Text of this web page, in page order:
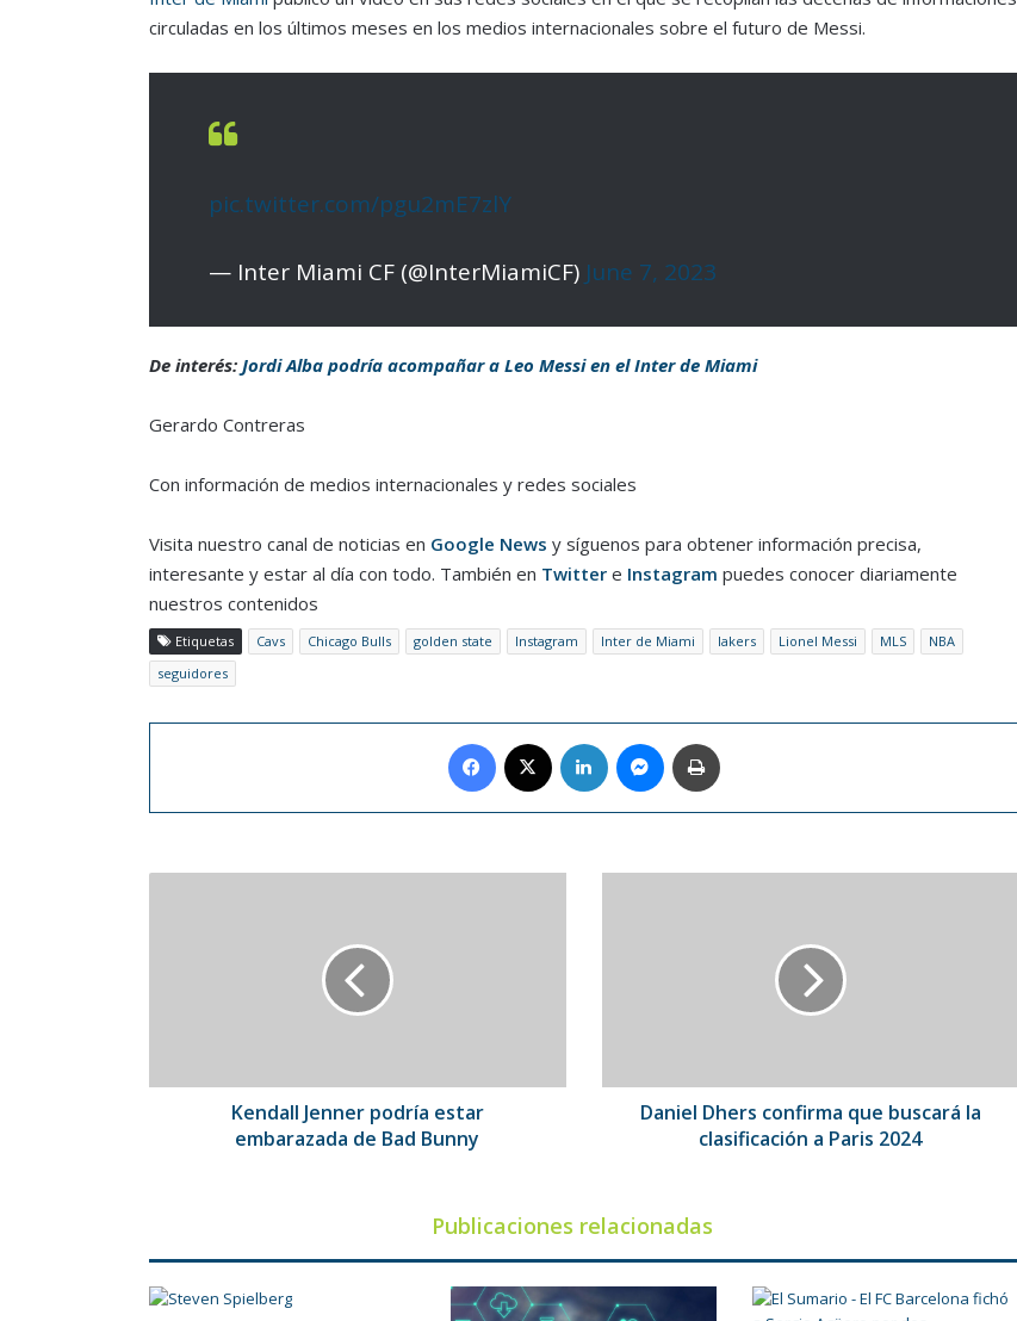
circuladas en los últimos meses en los medios internacionales sobre el futuro de Messi.
pic.twitter.com/pgu2mE7zlY
— Inter Miami CF (@InterMiamiCF) June 7, 2023
De interés: Jordi Alba podría acompañar a Leo Messi en el Inter de Miami
Gerardo Contreras
Con información de medios internacionales y redes sociales
Visita nuestro canal de noticias en Google News y síguenos para obtener información precisa,
interesante y estar al día con todo. También en Twittere Instagram puedes conocer diariamente
nuestros contenidos
Etiquetas Cavs Chicago Bulls golden state Instagram Inter de Miami lakers Lionel Messi MLS
NBA
seguidores
Facebook LinkedIn Messenger
Kendall Jenner podría estar
embarazada de Bad Bunny
Paris
Daniel Dhers confirma que buscará la
clasificación a Paris 2024
Publicaciones relacionadas